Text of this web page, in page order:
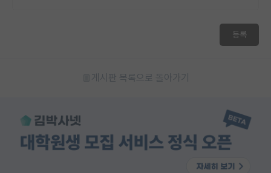
등록
게시판 목록으로 돌아가기